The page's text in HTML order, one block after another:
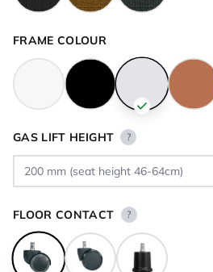
FRAME COLOUR
GAS LIFT HEIGHT ?
FLOOR CONTACT ?